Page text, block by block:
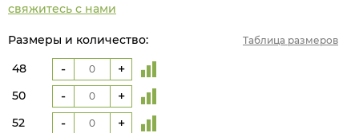
свяжитесь с нами
Размеры и количество: Таблица размеров
48 +
-
50 +
-
52 +
-